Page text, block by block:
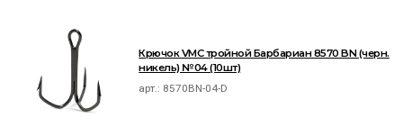
Крючок VMC тройной Барбариан 8570 BN (черн.
никель) №04 (10шт)
арт.: 8570BN-04-D